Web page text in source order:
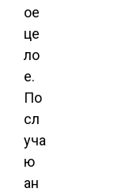
ое
це
ло
е.
По
сл
уча
ю
ан